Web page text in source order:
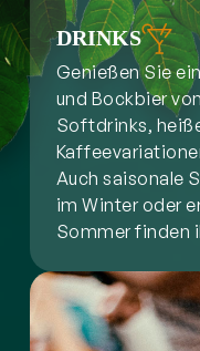
DRINKS
Genießen Sie
und Bockbier
Softdrinks,
Auch saisonale
im Winter oder
Sommer finden